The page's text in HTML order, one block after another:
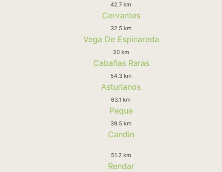
42.7 km
Cervantes
32.5 km
Vega De Espinareda
20 km
Cabañas Raras
54.3 km
Asturianos
63.1 km
Peque
39.5 km
Candin
51.2 km
Rendar